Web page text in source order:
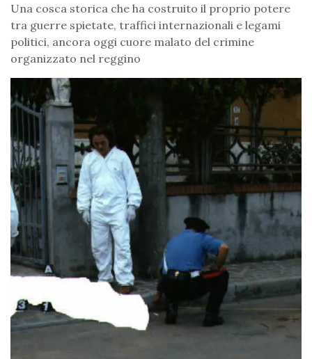
Una cosca storica che ha costruito il proprio potere
tra guerre spietate, traffici internazionali e legami
politici, ancora oggi cuore malato del crimine
organizzato nel reggino